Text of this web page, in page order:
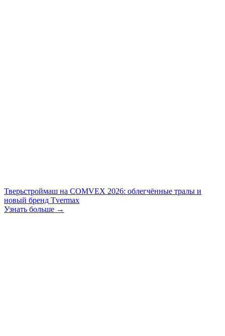
Тверьстроймаш на COMVEX 2026: облегчённые тралы и
новый бренд Tvermax
Узнать больше →